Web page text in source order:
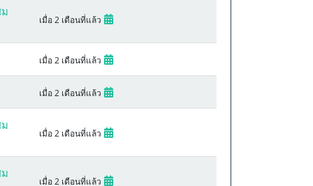
เมื่อ 2 เดือนที่แล้ว
เมื่อ 2 เดือนที่แล้ว
เมื่อ 2 เดือนที่แล้ว
เมื่อ 2 เดือนที่แล้ว
เมื่อ 2 เดือนที่แล้ว